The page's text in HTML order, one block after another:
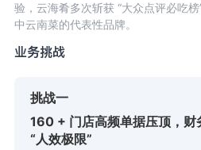
验，云海肴多次斩获 “大众点评必吃
中云南菜的代表性品牌。
业务挑战
挑战一
160 + 门店高频单据压顶，
“人效极限”